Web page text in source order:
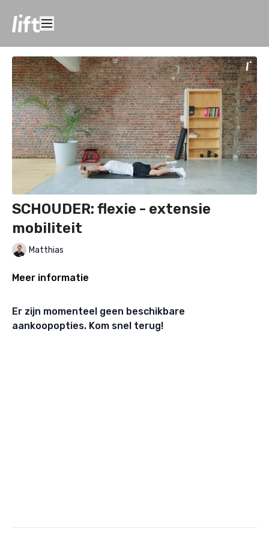
SCHOUDER: flexie - extensie
mobiliteit
Matthias
Meer informatie
Er zijn momenteel geen beschikbare
aankoopopties. Kom snel terug!